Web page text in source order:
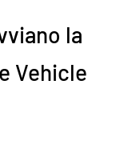
la
Vehicle